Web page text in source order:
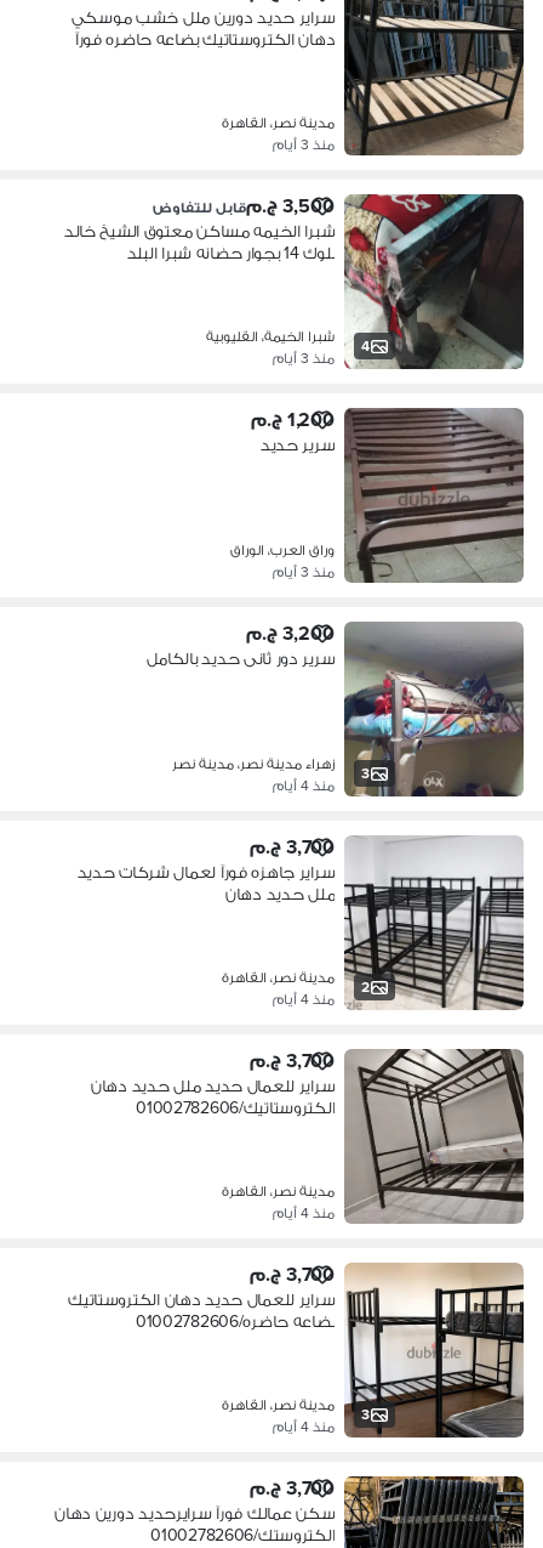
سراير حديد دورين ملل خشب موسكي
دهان الكتروستاتيك بضاعه حاضره فورآ
مدينة نصر، القاهرة
منذ 3 أيام
4
3,500 ج.م قابل للتفاوض
شبرا الخيمه مساكن معتوق الشيخ خالد
بلوك 14 بجوار حضانه شبرا البلد
شبرا الخيمة، القليوبية
منذ 3 أيام
1,200 ج.م
سرير حديد
وراق العرب، الوراق
منذ 3 أيام
3
3,200 ج.م
سرير دور ثانى حديد بالكامل
زهراء مدينة نصر، مدينة نصر
منذ 4 أيام
2
3,700 ج.م
سراير جاهزه فورآ لعمال شركات حديد
ملل حديد دهان
مدينة نصر، القاهرة
منذ 4 أيام
3,700 ج.م
سراير للعمال حديد ملل حديد دهان
الكتروستاتيك/01002782606
مدينة نصر، القاهرة
منذ 4 أيام
3
3,700 ج.م
سراير للعمال حديد دهان الكتروستاتيك
بضاعه حاضره/01002782606
مدينة نصر، القاهرة
منذ 4 أيام
3,700 ج.م
سكن عمالك فورآ سرايرحديد دورين دهان
الكتروستك/01002782606